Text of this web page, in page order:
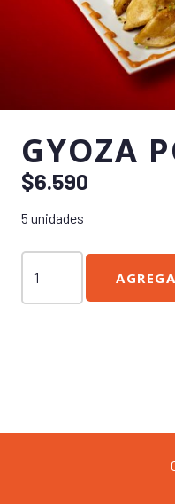
GYOZA
$6.590
5 unidades
Pollo
cantidad